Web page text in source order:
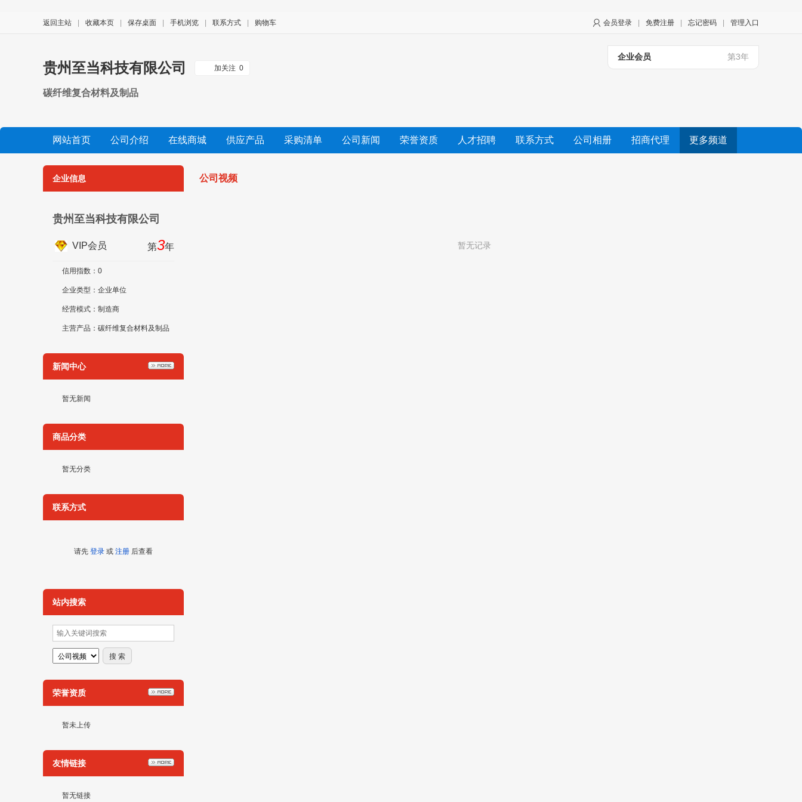
会员登录 免费注册 忘记密码 管理入口
返回主站 收藏本页 保存桌面 手机浏览 联系方式 购物车
企业会员 第3年
贵州至当科技有限公司 加关注 0
碳纤维复合材料及制品
网站首页 公司介绍 在线商城 供应产品 采购清单 公司新闻 荣誉资质 人才招聘 联系方式 公司相册 招商代理 更多频道
公司视频 展会信息 友情链接
企业信息
贵州至当科技有限公司
VIP会员 第3年
信用指数：0
企业类型：企业单位
经营模式：制造商
主营产品：碳纤维复合材料及制品
新闻中心
暂无新闻
商品分类
暂无分类
联系方式
请先 登录 或 注册 后查看
站内搜索
荣誉资质
暂未上传
友情链接
暂无链接
公司视频
暂无记录